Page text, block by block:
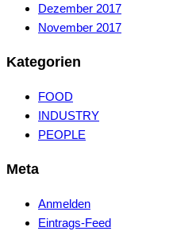
Dezember 2017
November 2017
Kategorien
FOOD
INDUSTRY
PEOPLE
Meta
Anmelden
Eintrags-Feed